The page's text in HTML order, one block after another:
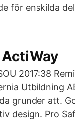
för enskilda
2017:38
Utbildning
grunder att.
design. Pro